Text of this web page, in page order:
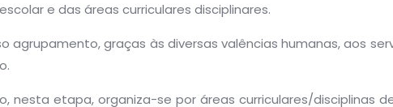
e das áreas curriculares disciplinares.
agrupamento, graças às diversas valências humanas, aos
nesta etapa, organiza-se por áreas curriculares/